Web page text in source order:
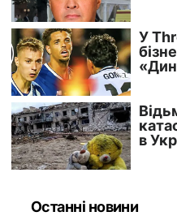
Останні новини